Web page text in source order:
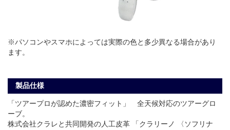
※パソコンやスマホによっては実際の色と多少異なる場合があり
ます。
製品仕様
「ツアープロが認めた濃密フィット」 全天候対応のツアーグロ
ーブ。
株式会社クラレと共同開発の人工皮革 「クラリーノ 〈ソフリナ